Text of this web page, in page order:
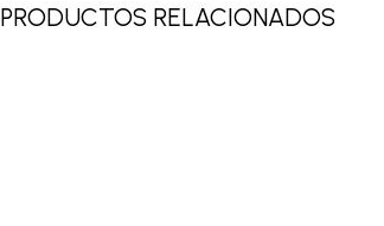
PRODUCTOS RELACIONADOS